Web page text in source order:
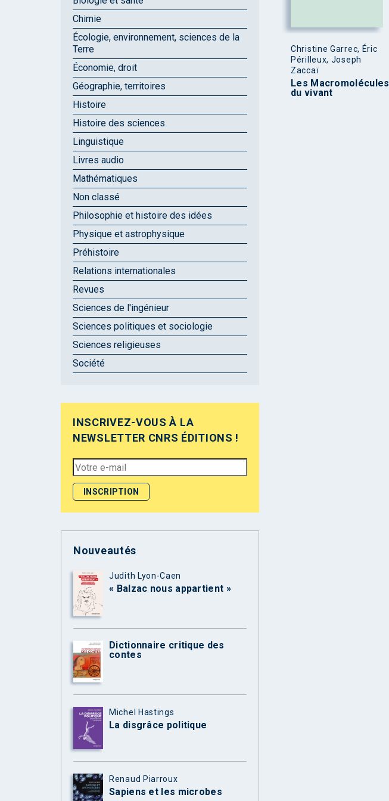
Christine Garrec, Éric
Périlleux, Joseph
Zaccaï
Les Macromolécules
du vivant
Chimie
Écologie, environnement, sciences de la
Terre
Économie, droit
Géographie, territoires
Histoire
Histoire des sciences
Linguistique
Livres audio
Mathématiques
Non classé
Philosophie et histoire des idées
Physique et astrophysique
Préhistoire
Relations internationales
Revues
Sciences de l'ingénieur
Sciences politiques et sociologie
Sciences religieuses
Société
INSCRIVEZ-VOUS À LA
NEWSLETTER CNRS ÉDITIONS !
Nouveautés
Judith Lyon-Caen
« Balzac nous appartient »
Dictionnaire critique des
contes
Michel Hastings
La disgrâce politique
Renaud Piarroux
Sapiens et les microbes